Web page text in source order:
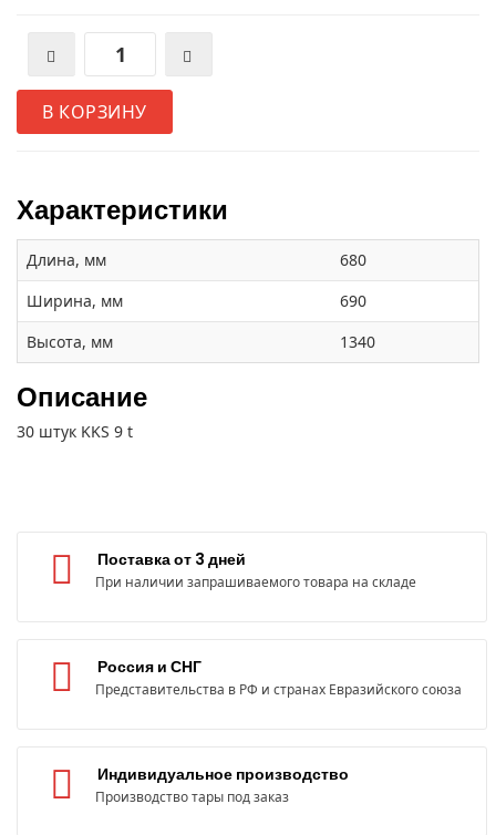
В КОРЗИНУ
Характеристики
Длина, мм
680
Ширина, мм
690
Высота, мм
1340
Описание
30 штук KKS 9 t
Поставка от 3 дней
При наличии запрашиваемого товара на складе
Россия и СНГ
Представительства в РФ и странах Евразийского союза
Индивидуальное производство
Производство тары под заказ